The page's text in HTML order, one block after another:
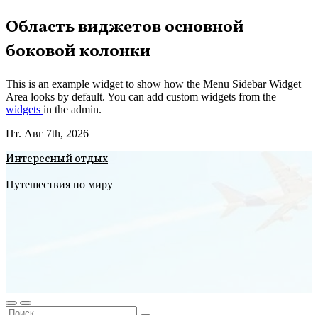
Перейти
к
содержимому
Область виджетов основной
боковой колонки
This is an example widget to show how the Menu Sidebar Widget
Area looks by default. You can add custom widgets from the
widgets in the admin.
Пт. Авг 7th, 2026
Интересный отдых
Путешествия по миру